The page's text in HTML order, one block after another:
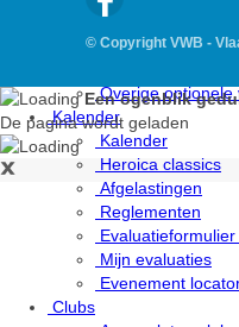
Algemene VWB
Overige optionele
Kalender
Kalender
Heroica classics
Afgelastingen
Reglementen
Evaluatieformulier
Mijn evaluaties
Evenement
Clubs
© Copyright VWB -
Een ogenblik
De pagina wordt geladen